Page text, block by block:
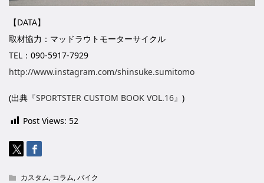
【DATA】
取材協力：マッドラウトモーターサイクル
TEL：090-5917-7929
http://www.instagram.com/shinsuke.sumitomo
(出典 『SPORTSTER CUSTOM BOOK VOL.16』 )
Post Views: 52
カスタム, コラム,バイク